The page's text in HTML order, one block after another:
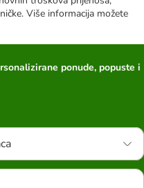
Više informacija možete
ponude, popuste i